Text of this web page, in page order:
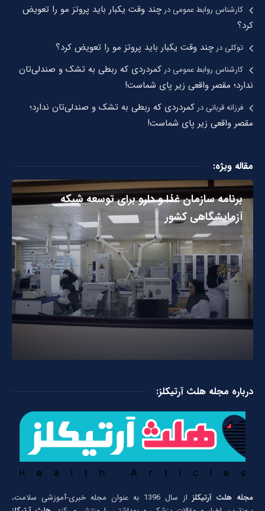
کارشناس روابط عمومیدرچند وقت یکبار باید پروتز مو را تعویض
کرد؟
توکلیدرچند وقت یکبار باید پروتز مو را تعویض کرد؟
کارشناس روابط عمومیدر کمردردی که ربطی به تشک و صندلی‌تان
ندارد؛ مقصر واقعی زیر پای شماست!
فرزانه قربانیدر کمردردی که ربطی به تشک و صندلی‌تان ندارد؛
مقصر واقعی زیر پای شماست!
مقاله ویژه:
برنامه سازمان غذا و دارو برای توسعه شبکه
آزمایشگاهی کشور
درباره مجله هلث آرتیکلز:
مجله هلث آرتیکلز
از سال 1396 به عنوان مجله خبری-آموزشی سلامت،